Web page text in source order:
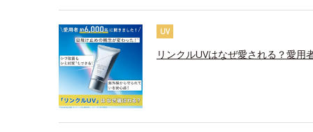
UV
リンクルUVはなぜ愛される？愛